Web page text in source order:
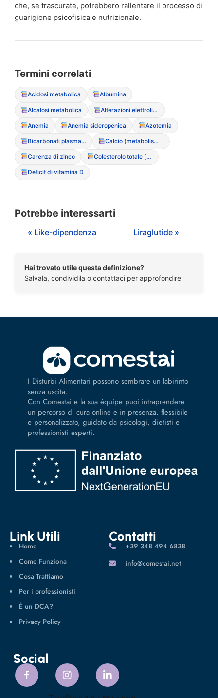
che, se trascurate, potrebbero rallentare il processo di
guarigione psicofisica e nutrizionale.
Termini correlati
Acidosi metabolica Albumina
Alcalosi metabolica Alterazioni elettrolitiche
Anemia Anemia sideropenica Azotemia
Bicarbonati plasmatici Calcio (metabolismo del)
Carenza di zinco Colesterolo totale (ipercolesterolemia paradossa)
Deficit di vitamina D
Potrebbe interessarti
« Like-dipendenza Liraglutide »
Hai trovato utile questa definizione?
Salvala, condividila o contattaci per approfondire!
I Disturbi Alimentari possono sembrare un labirinto
senza uscita.
Con Comestai e la sua équipe puoi intraprendere
un percorso di cura online e in presenza, flessibile
e personalizzato, guidato da psicologi, dietisti e
professionisti esperti.
Link Utili
Home
Come Funziona
Cosa Trattiamo
Per i professionisti
È un DCA?
Privacy Policy
Contatti
‪+39 348 494 6838
info@comestai.net
Social